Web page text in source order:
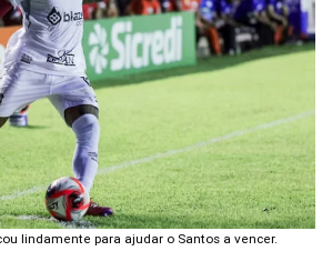
lindamente para ajudar o Santos a vencer.